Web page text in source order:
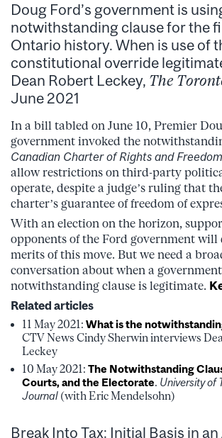
Doug Ford’s government is
notwithstanding clause for the
Ontario history. When is use of
constitutional override
Dean Robert Leckey, The
June 2021
In a bill tabled on June 10, Premier
government invoked the
Canadian Charter of Rights and
allow restrictions on third-party
operate, despite a judge’s ruling that
charter’s guarantee of freedom of
With an election on the horizon,
opponents of the Ford government will
merits of this move. But we need a
conversation about when a
notwithstanding clause is legitimate.
Related articles
11 May 2021: What is the
CTV News Cindy Sherwin interviews
Leckey
10 May 2021: The Notwithstanding
Courts, and the Electorate. University of
Journal(with Eric Mendelsohn)
Break Into Tax: Initial Basis in an